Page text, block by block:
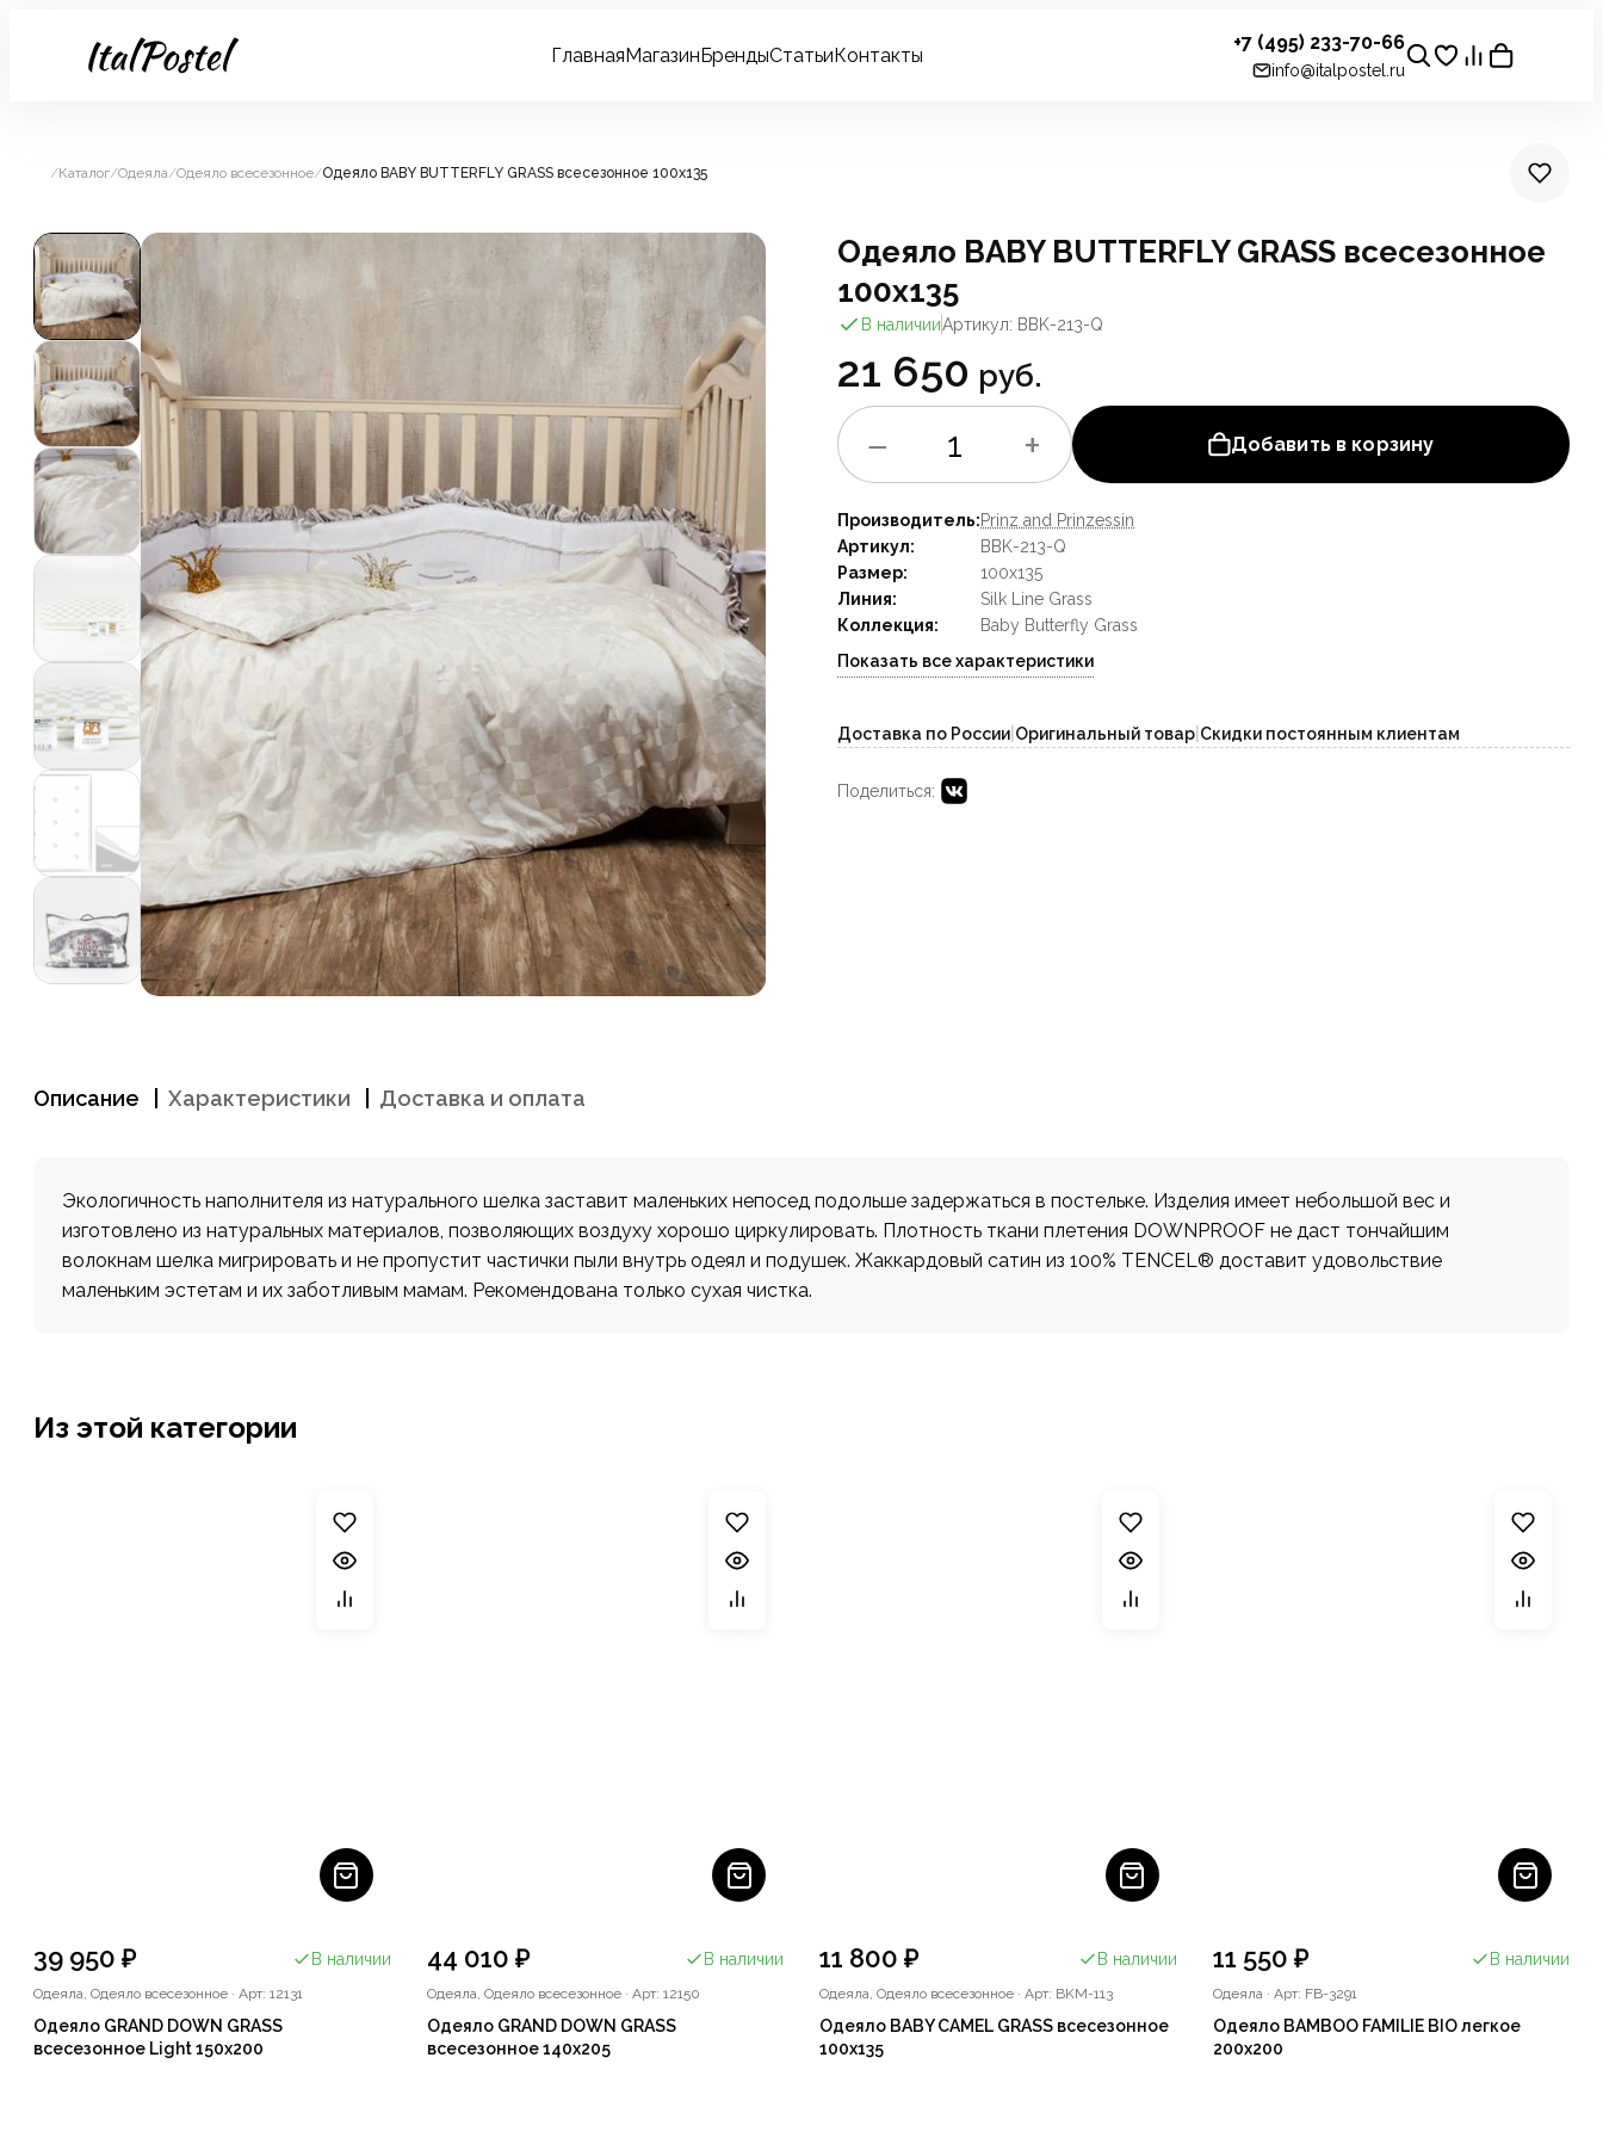
ГлавнаяМагазинБрендыСтатьиКонтакты
+7 (495) 233-70-66
info@italpostel.ru
/Каталог/Одеяла/Одеяло всесезонное/Одеяло BABY BUTTERFLY GRASS всесезонное 100x135
Одеяло BABY BUTTERFLY GRASS всесезонное
100x135
В наличииАртикул: BBK-213-Q
21 650 руб.
− 1 + Добавить в корзину
Производитель:Prinz and Prinzessin
Артикул:
BBK-213-Q
Размер:
100x135
Линия:
Silk Line Grass
Коллекция:
Baby Butterfly Grass
Показать все характеристики
Доставка по России Оригинальный товар Скидки постоянным клиентам
Поделиться:
Описание Характеристики Доставка и оплата
Экологичность наполнителя из натурального шелка заставит маленьких непосед подольше задержаться в постельке. Изделия имеет небольшой вес и
изготовлено из натуральных материалов, позволяющих воздуху хорошо циркулировать. Плотность ткани плетения DOWNPROOF не даст тончайшим
волокнам шелка мигрировать и не пропустит частички пыли внутрь одеял и подушек. Жаккардовый сатин из 100% TENCEL® доставит удовольствие
маленьким эстетам и их заботливым мамам. Рекомендована только сухая чистка.
Из этой категории
39 950 ₽ В наличии
Одеяла, Одеяло всесезонное · Арт: 12131
Одеяло GRAND DOWN GRASS
всесезонное Light 150x200
44 010 ₽ В наличии
Одеяла, Одеяло всесезонное· Арт: 12150
Одеяло GRAND DOWN GRASS
всесезонное 140x205
11 800 ₽ В наличии
Одеяла, Одеяло всесезонное · Арт: BKM-113
Одеяло BABY CAMEL GRASS всесезонное
100x135
11 550 ₽ В наличии
Одеяла· Арт: FB-3291
Одеяло BAMBOO FAMILIE BIO легкое
200x200